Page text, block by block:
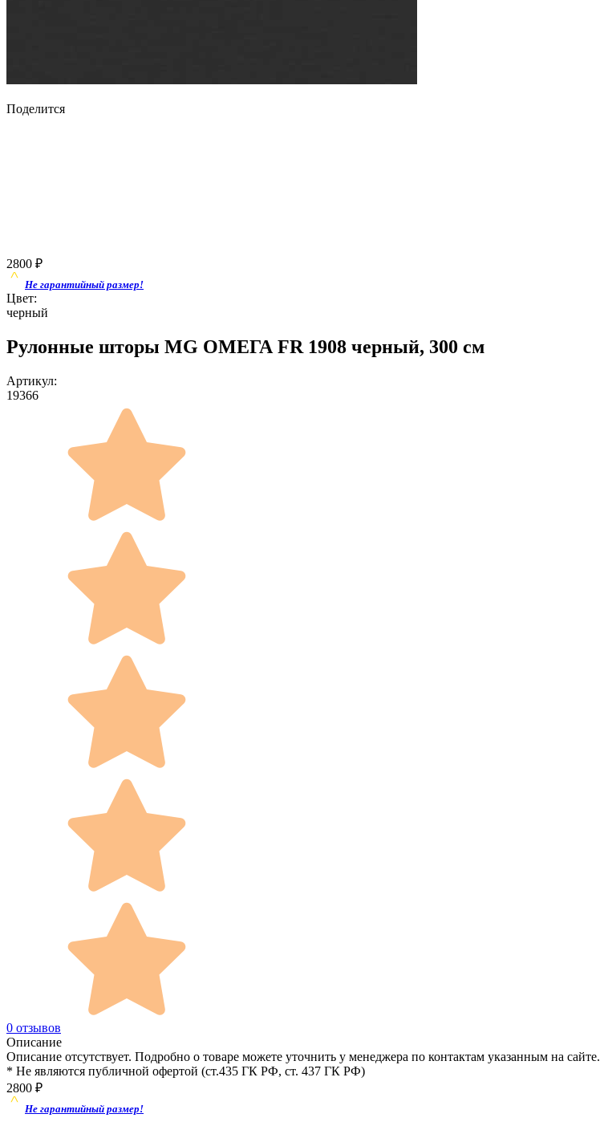
Поделится
2800 ₽
Не гарантийный размер!
Цвет:
черный
Рулонные шторы MG ОМЕГА FR 1908 черный, 300 см
Артикул:
19366
0 отзывов
Описание
Описание отсутствует. Подробно о товаре можете уточнить у менеджера по контактам указанным на сайте.
* Не являются публичной офертой (ст.435 ГК РФ, cт. 437 ГК РФ)
2800 ₽
Не гарантийный размер!